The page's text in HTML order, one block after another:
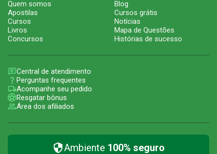
Quem somos
Apostilas
Cursos
Livros
Concursos
Blog
Cursos grátis
Notícias
Mapa de Questões
Histórias de sucesso
Central de atendimento
Perguntas frequentes
Acompanhe seu pedido
Resgatar bônus
Área dos afiliados
Ambiente 100% seguro